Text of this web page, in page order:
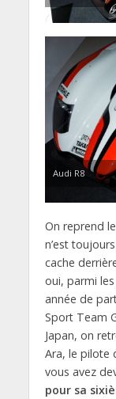
Audi R8
On reprend
n’est
cache
oui, parmi
année de
Sport Team
Japan, on
Ara, le pilote
vous avez
pour sa